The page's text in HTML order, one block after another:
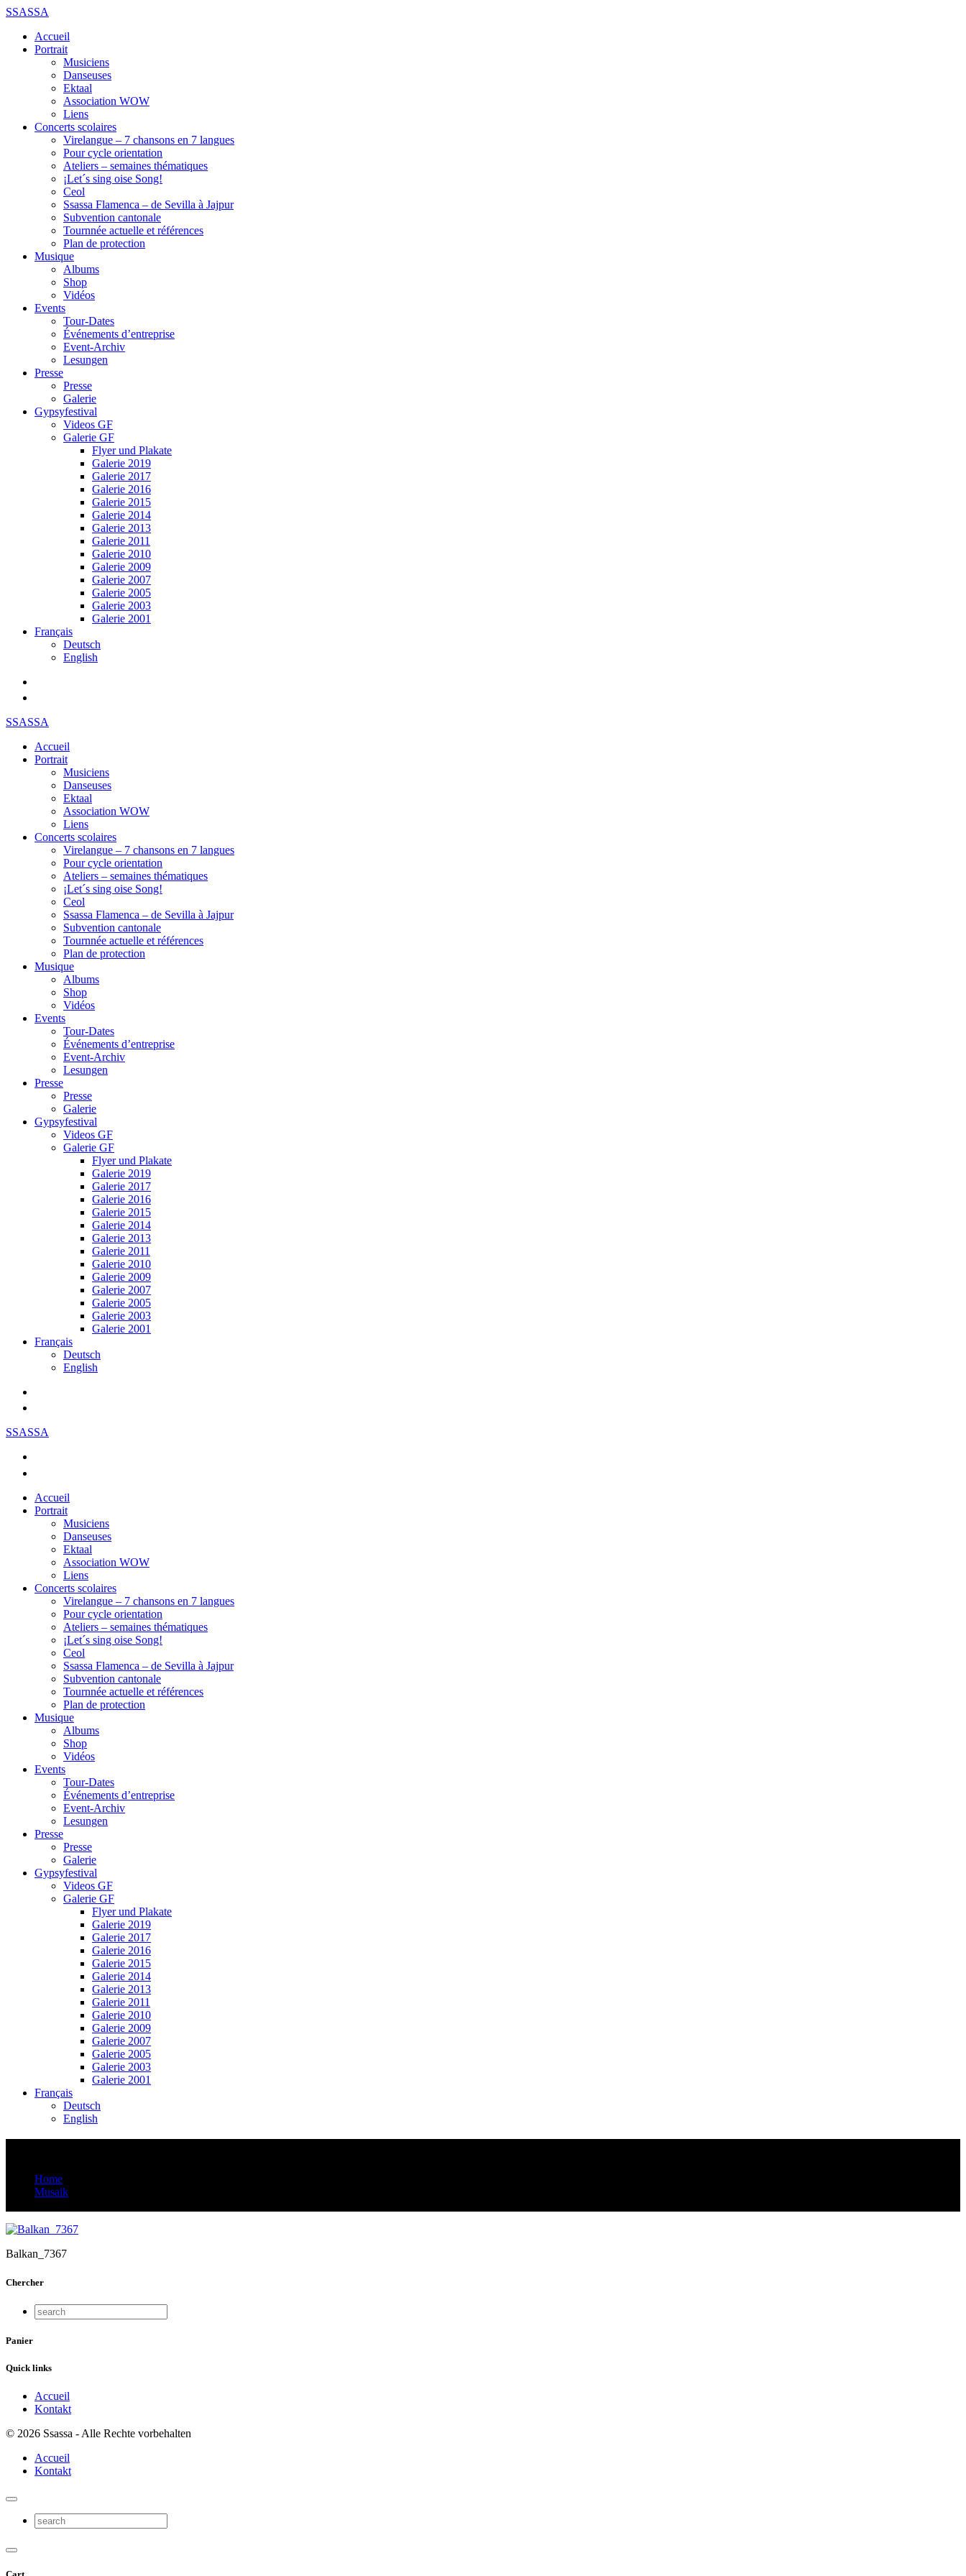
SSASSA
Accueil
Portrait
Musiciens
Danseuses
Ektaal
Association WOW
Liens
Concerts scolaires
Virelangue – 7 chansons en 7 langues
Pour cycle orientation
Ateliers – semaines thématiques
¡Let´s sing oise Song!
Ceol
Ssassa Flamenca – de Sevilla à Jajpur
Subvention cantonale
Tournnée actuelle et références
Plan de protection
Musique
Albums
Shop
Vidéos
Events
Tour-Dates
Événements d’entreprise
Event-Archiv
Lesungen
Presse
Presse
Galerie
Gypsyfestival
Videos GF
Galerie GF
Flyer und Plakate
Galerie 2019
Galerie 2017
Galerie 2016
Galerie 2015
Galerie 2014
Galerie 2013
Galerie 2011
Galerie 2010
Galerie 2009
Galerie 2007
Galerie 2005
Galerie 2003
Galerie 2001
Français
Deutsch
English
SSASSA
Accueil
Portrait
Musiciens
Danseuses
Ektaal
Association WOW
Liens
Concerts scolaires
Virelangue – 7 chansons en 7 langues
Pour cycle orientation
Ateliers – semaines thématiques
¡Let´s sing oise Song!
Ceol
Ssassa Flamenca – de Sevilla à Jajpur
Subvention cantonale
Tournnée actuelle et références
Plan de protection
Musique
Albums
Shop
Vidéos
Events
Tour-Dates
Événements d’entreprise
Event-Archiv
Lesungen
Presse
Presse
Galerie
Gypsyfestival
Videos GF
Galerie GF
Flyer und Plakate
Galerie 2019
Galerie 2017
Galerie 2016
Galerie 2015
Galerie 2014
Galerie 2013
Galerie 2011
Galerie 2010
Galerie 2009
Galerie 2007
Galerie 2005
Galerie 2003
Galerie 2001
Français
Deutsch
English
SSASSA
Accueil
Portrait
Musiciens
Danseuses
Ektaal
Association WOW
Liens
Concerts scolaires
Virelangue – 7 chansons en 7 langues
Pour cycle orientation
Ateliers – semaines thématiques
¡Let´s sing oise Song!
Ceol
Ssassa Flamenca – de Sevilla à Jajpur
Subvention cantonale
Tournnée actuelle et références
Plan de protection
Musique
Albums
Shop
Vidéos
Events
Tour-Dates
Événements d’entreprise
Event-Archiv
Lesungen
Presse
Presse
Galerie
Gypsyfestival
Videos GF
Galerie GF
Flyer und Plakate
Galerie 2019
Galerie 2017
Galerie 2016
Galerie 2015
Galerie 2014
Galerie 2013
Galerie 2011
Galerie 2010
Galerie 2009
Galerie 2007
Galerie 2005
Galerie 2003
Galerie 2001
Français
Deutsch
English
Home
Musaik
Balkan_7367
Chercher
Panier
Quick links
Accueil
Kontakt
© 2026 Ssassa - Alle Rechte vorbehalten
Accueil
Kontakt